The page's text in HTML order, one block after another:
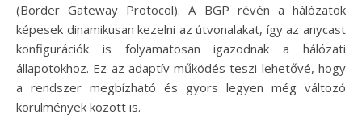
(Border Gateway Protocol). A BGP révén a hálózatok
képesek dinamikusan kezelni az útvonalakat, így az anycast
konfigurációk is folyamatosan igazodnak a hálózati
állapotokhoz. Ez az adaptív működés teszi lehetővé, hogy
a rendszer megbízható és gyors legyen még változó
körülmények között is.